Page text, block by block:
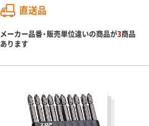
直送品
メーカー品番・販売単位違いの商品が3商品
あります